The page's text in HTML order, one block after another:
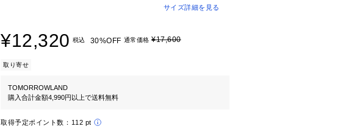
サイズ詳細を見る
¥12,320 税込 30%OFF 通常価格 ¥17,600
取り寄せ
TOMORROWLAND
購入合計金額4,990円以上で送料無料
取得予定ポイント数： 112 pt